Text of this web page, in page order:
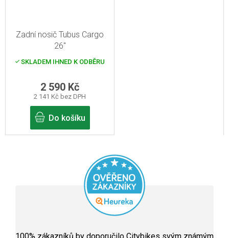
Zadní nosič Tubus Cargo
26"
SKLADEM IHNED K ODBĚRU
2 141 Kč bez DPH
2 590 Kč
Do košíku
hodnocení